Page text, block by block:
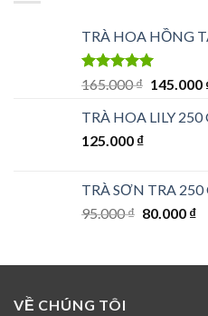
TRÀ HOA HỒNG
Được xếp
sao
165.000₫ Giá
là:
145.000
TRÀ HOA LILY 250
125.000 ₫
TRÀ SƠN TRA 250
95.000₫ Giá
95.000 ₫.
80.000 ₫Giá
VỀ CHÚNG TÔI